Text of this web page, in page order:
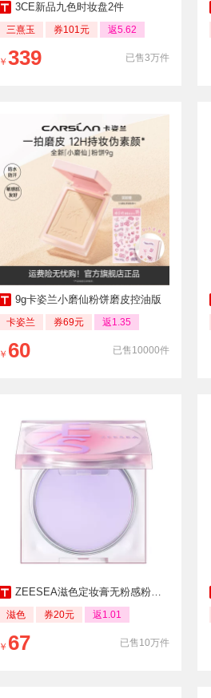
3CE新品九色时妆盘2件
三熹玉 券101元 返5.62
已售3万件
￥ 339
9g卡姿兰小磨仙粉饼磨皮控油版
卡姿兰 券69元 返1.35
已售10000件
￥ 60
ZEESEA滋色定妆膏无粉感粉饼粉冻持久控油
滋色 券20元 返1.01
已售10万件
￥ 67